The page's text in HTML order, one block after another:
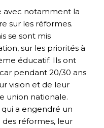
avec notamment la
sur les réformes.
se sont mis
sur les priorités à
éducatif. Ils ont
pendant 20/30 ans
vision et de leur
union nationale.
qui a engendré un
réformes, leur